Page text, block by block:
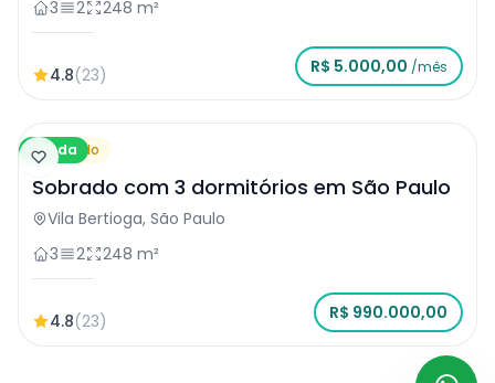
3
2 248 m²
4.8(23) R$ 5.000,00 /mês
Venda
Sobrado
Sobrado com 3 dormitórios em São Paulo
Vila Bertioga, São Paulo
3
2 248 m²
4.8(23) R$ 990.000,00